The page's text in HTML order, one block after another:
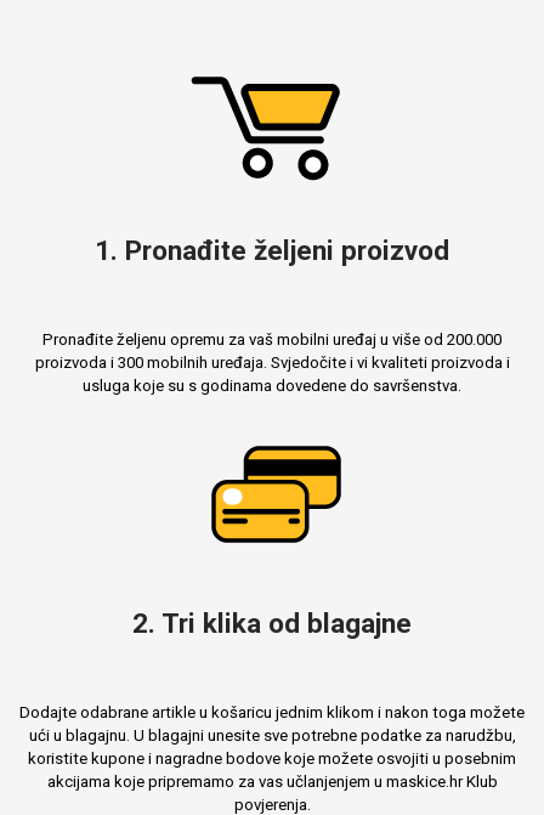
1. Pronađite željeni proizvod
Pronađite željenu opremu za vaš mobilni uređaj u više od 200.000
proizvoda i 300 mobilnih uređaja. Svjedočite i vi kvaliteti proizvoda i
usluga koje su s godinama dovedene do savršenstva.
2. Tri klika od blagajne
Dodajte odabrane artikle u košaricu jednim klikom i nakon toga možete
ući u blagajnu. U blagajni unesite sve potrebne podatke za narudžbu,
koristite kupone i nagradne bodove koje možete osvojiti u posebnim
akcijama koje pripremamo za vas učlanjenjem u maskice.hr Klub
povjerenja.
Crtani filmovi
Obiteljski motivi